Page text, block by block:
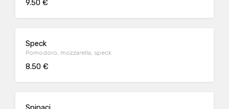
9.50 €
Speck
Pomodoro, mozzarella, speck
8.50 €